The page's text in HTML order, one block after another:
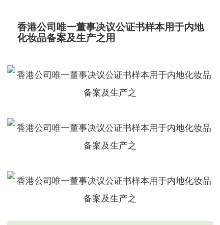
香港公司唯一董事决议公证书样本用于内地
化妆品备案及生产之用